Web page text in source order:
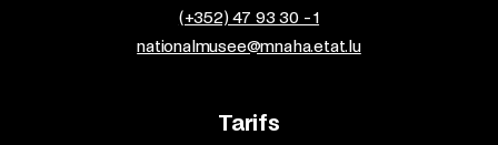
(+352) 47 93 30 - 1
nationalmusee@mnaha.etat.lu
Tarifs